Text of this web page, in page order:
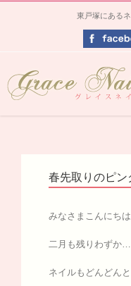
東戸塚にある
春先取りのピン
みなさまこんにち
二月も残りわずか…
ネイルもどんどん